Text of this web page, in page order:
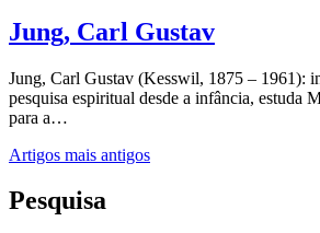
Jung, Carl Gustav
Jung, Carl Gustav (Kesswil, 1875 – 1961):
pesquisa espiritual desde a infância, estuda
para a…
Navegação
de
artigos
Artigos mais antigos
Pesquisa